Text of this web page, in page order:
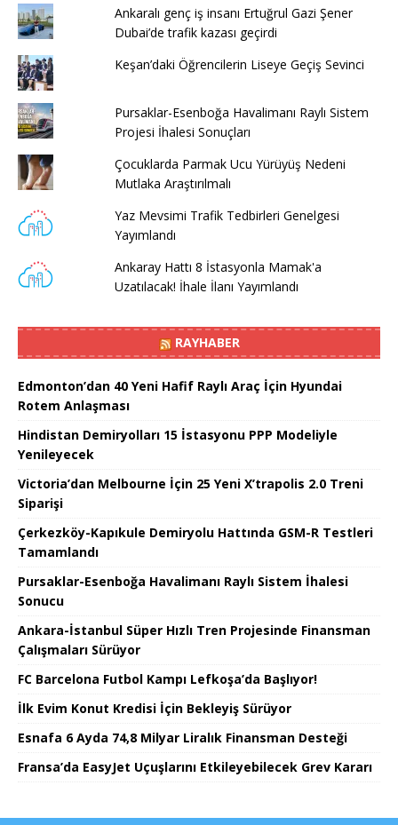
Ankaralı genç iş insanı Ertuğrul Gazi Şener
Dubai’de trafik kazası geçirdi
Keşan’daki Öğrencilerin Liseye Geçiş Sevinci
Pursaklar-Esenboğa Havalimanı Raylı Sistem
Projesi İhalesi Sonuçları
Çocuklarda Parmak Ucu Yürüyüş Nedeni
Mutlaka Araştırılmalı
Yaz Mevsimi Trafik Tedbirleri Genelgesi
Yayımlandı
Ankaray Hattı 8 İstasyonla Mamak'a
Uzatılacak! İhale İlanı Yayımlandı
RAYHABER
Edmonton’dan 40 Yeni Hafif Raylı Araç İçin Hyundai
Rotem Anlaşması
Hindistan Demiryolları 15 İstasyonu PPP Modeliyle
Yenileyecek
Victoria’dan Melbourne İçin 25 Yeni X’trapolis 2.0 Treni
Siparişi
Çerkezköy-Kapıkule Demiryolu Hattında GSM-R Testleri
Tamamlandı
Pursaklar-Esenboğa Havalimanı Raylı Sistem İhalesi
Sonucu
Ankara-İstanbul Süper Hızlı Tren Projesinde Finansman
Çalışmaları Sürüyor
FC Barcelona Futbol Kampı Lefkoşa’da Başlıyor!
İlk Evim Konut Kredisi İçin Bekleyiş Sürüyor
Esnafa 6 Ayda 74,8 Milyar Liralık Finansman Desteği
Fransa’da EasyJet Uçuşlarını Etkileyebilecek Grev Kararı